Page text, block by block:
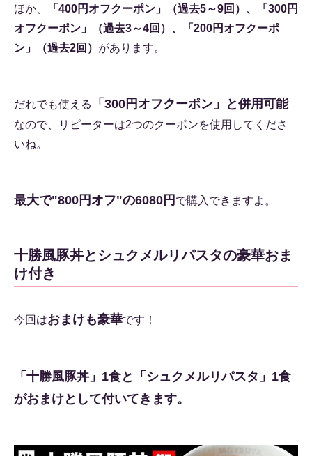
ほか、
「400円オフクーポン」（過去5～9回）、「300円
オフクーポン」（過去3～4回）、「200円オフクーポ
ン」（過去2回） があります。
だれでも使える 「300円オフクーポン」と併用可能
なので、リピーターは2つのクーポンを使用してくださ
いね。
最大で"800円オフ"の6080円 で購入できますよ。
十勝風豚丼とシュクメルリパスタの豪華おま
け付き
今回はおまけも豪華です！
「十勝風豚丼」1食と「シュクメルリパスタ」1食
がおまけとして付いてきます。